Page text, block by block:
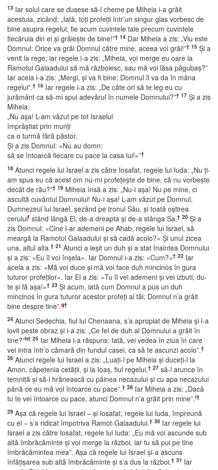
13 Iar solul care se dusese să-l cheme pe Miheia i-a grăit
acestuia, zicând: „Iată, toţi profeţii într’un singur glas vorbesc de
bine asupra regelui; fie acum cuvintele tale precum cuvintele
fiecăruia din ei şi grăieşte de bine!”† 14 Dar Miheia a zis: „Viu este
Domnul: Orice va grăi Domnul către mine, aceea voi grăi!”† 15 Şi a
venit la rege; iar regele i-a zis: „Miheia, voi merge eu oare la
Ramotul Galaadului să mă războiesc, sau mă voi lăsa păgubaş?”
Iar acela i-a zis: „Mergi, şi va fi bine: Domnul îl va da în mâna
regelui”.† 16 Iar regele i-a zis: „De câte ori să te leg eu cu
jurământ ca să-mi spui adevărul în numele Domnului?”† 17 Şi a zis
Miheia:
„Nu aşa! L-am văzut pe tot Israelul
împrăştiat prin munţi
ca o turmă fără păstor.
Şi a zis Domnul: «Nu au domn:
să se întoarcă fiecare cu pace la casa lui!»”†
18 Atunci regele lui Israel a zis către Iosafat, regele lui Iuda: „Nu ţi-
am spus eu că acest om nu-mi profeţeşte de bine, că nu vorbeşte
decât de rău?”† 19 Miheia însă a zis: „Nu-i aşa! Nu pe mine, ci
ascultă cuvântul Domnului! Nu-i aşa! L-am văzut pe Domnul,
Dumnezeul lui Israel, şezând pe tronul Său, şi toată oştirea
ceruluif stând lângă El, de-a dreapta şi de-a stânga Sa.† 20 Şi a
zis Domnul: «Cine l-ar ademeni pe Ahab, regele lui Israel, să
meargă la Ramotul Galaadului şi să cadă acolo?» Şi unul zicea
una, altul alta.† 21 Atunci a ieşit un duh şi a stat înaintea Domnului
şi a zis: «Eu îl voi înşela». Iar Domnul i-a zis: «Cum?»† 22 Iar
acela a zis: «Mă voi duce şi mă voi face duh mincinos în gura
tuturor profeţilor». Iar El a zis: «Tu îl vei ademeni şi vei izbuti; du-
te şi fă aşa!»† 23 Şi acum, iată cum Domnul a pus un duh
mincinos în gura tuturor acestor profeţi ai tăi; Domnul n’a grăit
bine despre tine”.g†
24 Atunci Sedechia, fiul lui Chenaana, s’a apropiat de Miheia şi l-a
lovit peste obraz şi i-a zis: „Ce fel de duh al Domnului a grăit în
tine?”h† 25 Iar Miheia i-a răspuns: Iată, vei vedea în ziua în care
vei intra într’o cămară din fundul casei, ca să te ascunzi acolo”.†
26 Atunci regele lui Israel a zis: „Luaţi-l pe Miheia şi duceţi-l la
Amon, căpetenia cetăţii, şi la Ioaş, fiul regelui,† 27 să-l arunce în
temniţă şi să-l hrănească cu pâinea necazului şi cu apa necazului
până ce eu mă voi întoarce cu pace”.† 28 Iar Miheia a zis: „Dacă
tu te vei întoarce cu pace, atunci Domnul n’a grăit prin mine”.i†
29 Aşa că regele lui Israel – şi Iosafat, regele lui Iuda, împreună
cu el – s’a ridicat împotriva Ramot-Galaadului.† 30 Iar regele lui
Israel a zis către Iosafat, regele lui Iuda: „Eu mă voi ascunde sub
altă îmbrăcăminte şi voi merge la război, iar tu să pui pe tine
îmbrăcămintea mea”. Aşa că regele lui Israel şi-a ascuns
înfăţişarea sub altă îmbrăcăminte şi s’a dus la război.† 31 Iar